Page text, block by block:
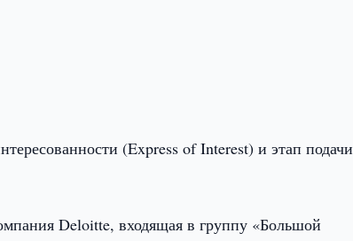
(Express of Interest) и этап подачи
Deloitte, входящая в группу «Большой